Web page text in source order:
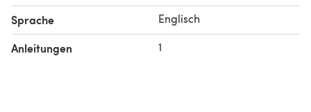
Sprache Englisch
Anleitungen 1